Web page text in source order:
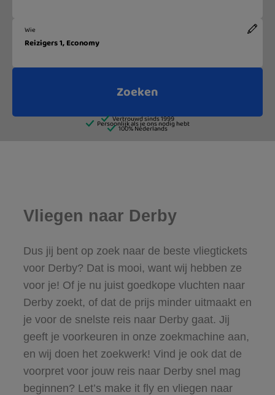
Vliegen naar Derby
Dus jij bent op zoek naar de beste vliegtickets
voor Derby? Dat is mooi, want wij hebben ze
voor je! Of je nu juist goedkope vluchten naar
Derby zoekt, of dat de prijs minder uitmaakt en
je voor de snelste reis naar Derby gaat. Jij
geeft je voorkeuren in onze zoekmachine aan,
en wij doen het zoekwerk! Vind je ook dat de
voorpret voor jouw reis naar Derby snel mag
beginnen? Let’s make it fly en vliegen naar